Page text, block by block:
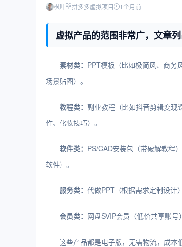
枫叶 拼多多虚拟项目 1个月前
虚拟产品的范围非常广，文章
素材类： PPT模板（比如极简风、商务
场景贴图）。
教程类： 副业教程（比如抖音剪辑变现
作、化妆技巧）。
软件类： PS/CAD安装包（带破解教程
软件）。
服务类： 代做PPT（根据需求定制设计
会员类： 网盘SVIP会员（低价共享账号
这些产品都是电子版，无需物流，成本